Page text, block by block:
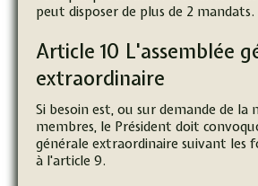
peut disposer de plus de 2 mandats.
Article 10 L'assemblée
extraordinaire
Si besoin est, ou sur demande de la
membres, le Président doit
générale extraordinaire suivant les
à l'article 9.